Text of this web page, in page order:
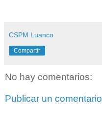
CSPM Luanco
Compartir
No hay comentarios:
Publicar un comentario